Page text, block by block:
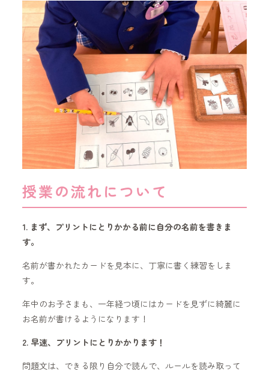
授業の流れについて
1. まず、プリントにとりかかる前に自分の名前を書きま
す。
名前が書かれたカードを見本に、丁寧に書く練習をしま
す。
年中のお子さまも、一年経つ頃にはカードを見ずに綺麗に
お名前が書けるようになります！
2. 早速、プリントにとりかかります！
問題文は、できる限り自分で読んで、ルールを読み取って